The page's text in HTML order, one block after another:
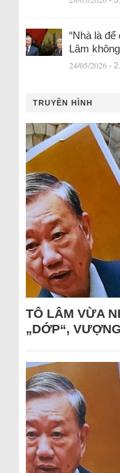
“Nhà là
Lâm
24/05/2026 -
TRUYỀN HÌNH
TÔ LÂM VỪA
„DỚP“,